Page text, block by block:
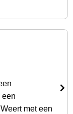
een
met een